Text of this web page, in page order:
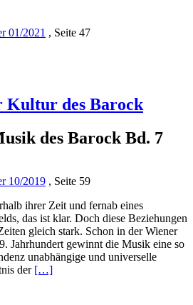
01/2021 , Seite 47
Kultur des Barock
des Barock Bd. 7
10/2019 , Seite 59
ihrer Zeit und fernab eines
das ist klar. Doch diese Beziehungen
gleich stark. Schon in der Wiener
Jahrhundert gewinnt die Musik eine so
unabhängige und universelle
der Read
[…]